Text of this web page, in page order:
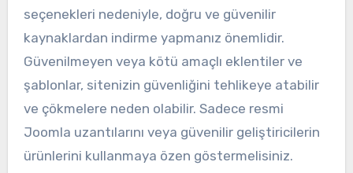
seçenekleri nedeniyle, doğru ve güvenilir
kaynaklardan indirme yapmanız önemlidir.
Güvenilmeyen veya kötü amaçlı eklentiler ve
şablonlar, sitenizin güvenliğini tehlikeye atabilir
ve çökmelere neden olabilir. Sadece resmi
Joomla uzantılarını veya güvenilir geliştiricilerin
ürünlerini kullanmaya özen göstermelisiniz.